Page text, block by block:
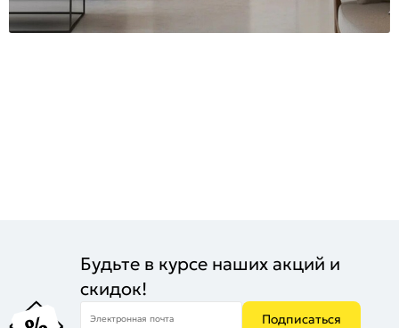
Будьте в курсе наших акций и
скидок!
Электронная почта Подписаться